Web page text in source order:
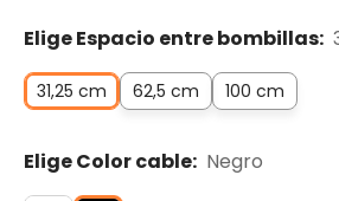
Elige Espacio entre bombillas:
31,25 cm 62,5 cm 100 cm
Elige Color cable: Negro